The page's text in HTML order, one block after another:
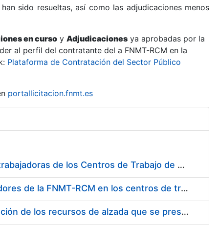
sido resueltas, así como las adjudicaciones menos
en curso y Adjudicaciones ya aprobadas por la
al perfil del contratante del a FNMT-RCM en la
Plataforma de Contratación del Sector Público
portallicitacion.fnmt.es
Suministro de Protectores Auditivos a medida para las personas trabajadoras de los Centros de Trabajo de Madrid y Burgos
Suministro de gafas graduadas antiproyecciones para los trabajadores de la FNMT-RCM en los centros de trabajo de Madrid y Burgos
Servicios de una empresa externa para el asesoramiento y resolución de los recursos de alzada que se presentan relacionados con procesos de selección para la FNMT-RCM